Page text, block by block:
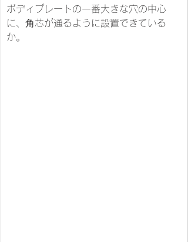
ボディプレートの一番大きな穴の中心
に、⾓芯が通るように設置できている
か。